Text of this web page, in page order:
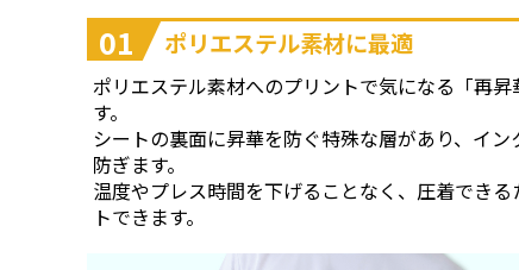
01 ポリエステル素材に最適
ポリエステル素材へのプリントで気になる「再
す。
シートの裏面に昇華を防ぐ特殊な層があり、イ
防ぎます。
温度やプレス時間を下げることなく、圧着でき
トできます。